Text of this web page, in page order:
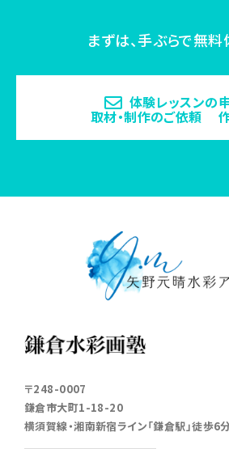
まずは、手ぶらで無料
体験レッスンの
取材・制作のご依頼
〒248-0007
鎌倉市大町1-18-20
横須賀線・湘南新宿ライン「鎌倉駅」徒歩6